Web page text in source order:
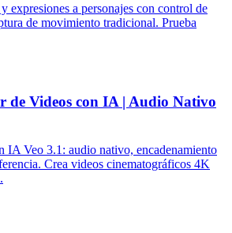
expresiones a personajes con control de
de movimiento tradicional. Prueba
de Videos con IA | Audio Nativo
IA Veo 3.1: audio nativo, encadenamiento
Crea videos cinematográficos 4K